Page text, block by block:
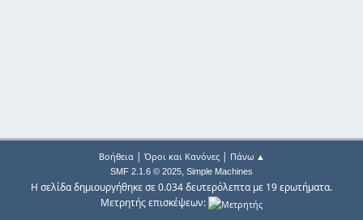
Βοήθεια| Όροι και Κανόνες| Πάνω ▲
SMF 2.1.6 © 2025, Simple Machines
Η σελίδα δημιουργήθηκε σε 0.034 δευτερόλεπτα με 19 ερωτήματα.
Μετρητής επισκέψεων: